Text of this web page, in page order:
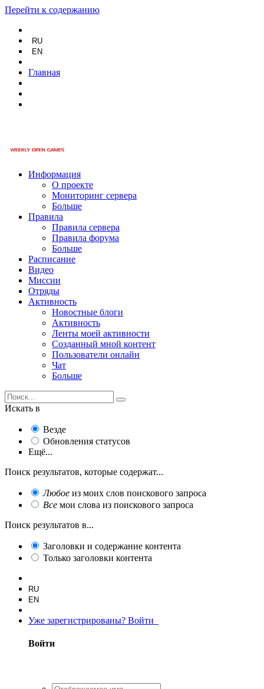
Перейти к содержанию
RU
EN
Главная
Информация
О проекте
Мониторинг сервера
Больше
Правила
Правила сервера
Правила форума
Больше
Расписание
Видео
Миссии
Отряды
Активность
Новостные блоги
Активность
Ленты моей активности
Созданный мной контент
Пользователи онлайн
Чат
Больше
Искать в
Везде
Обновления статусов
Ещё...
Поиск результатов, которые содержат...
Любое из моих слов поискового запроса
Все мои слова из поискового запроса
Поиск результатов в...
Заголовки и содержание контента
Только заголовки контента
RU
EN
Уже зарегистрированы? Войти
Войти